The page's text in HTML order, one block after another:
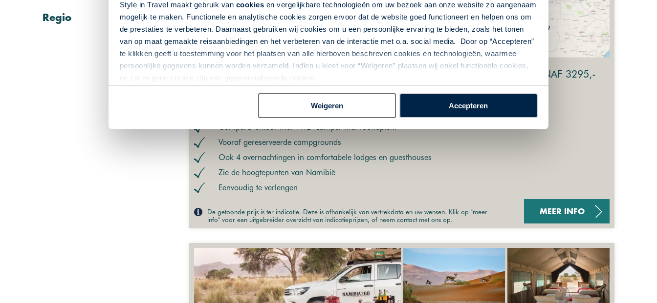
Style in Travel maakt gebruik van cookies en vergelijkbare technologieën om uw bezoek aan onze website zo aangenaam
mogelijk te maken. Functionele en analytische cookies zorgen ervoor dat de website goed functioneert en helpen ons om
de prestaties te verbeteren. Daarnaast gebruiken wij cookies om u een persoonlijke ervaring te bieden, zoals het tonen
van op maat gemaakte reisaanbiedingen en het verbeteren van de interactie met o.a. social media. Door op “Accepteren”
te klikken geeft u toestemming voor het plaatsen van alle hierboven beschreven cookies en technologieën, waarmee
persoonlijke gegevens kunnen worden verzameld. Indien u kiest voor “Weigeren” plaatsen wij enkel functionele cookies,
en zal er geen sprake zijn van gepersonaliseerde content.
Weigeren Accepteren
Regio
Rondreis Ontdek Namibië Camperavontuur
Namibië | Camperreis per 4WD-camper | 13 dagen | Namibie | 12 nacht(en) of langer
Rondreizen per huurauto GreatDiscoveries
Camperavontuur met 4WD-camper met rooftoptent
Vooraf gereserveerde campgrounds
Ook 4 overnachtingen in comfortabele lodges en guesthouses
Zie de hoogtepunten van Namibië
Eenvoudig te verlengen
De getoonde prijs is ter indicatie. Deze is afhankelijk van vertrekdata en uw wensen. Klik op "meer
info" voor een uitgebreider overzicht van indicatieprijzen, of neem contact met ons op.
VANAF 3295,-
MEER INFO